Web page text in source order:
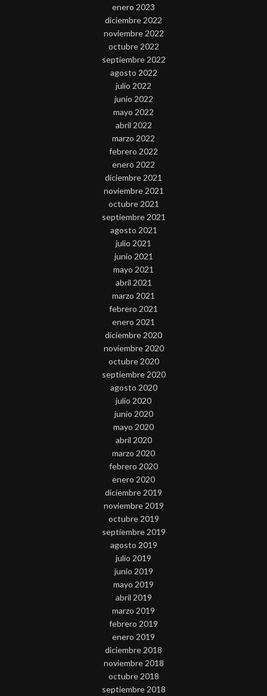
enero 2023
diciembre 2022
noviembre 2022
octubre 2022
septiembre 2022
agosto 2022
julio 2022
junio 2022
mayo 2022
abril 2022
marzo 2022
febrero 2022
enero 2022
diciembre 2021
noviembre 2021
octubre 2021
septiembre 2021
agosto 2021
julio 2021
junio 2021
mayo 2021
abril 2021
marzo 2021
febrero 2021
enero 2021
diciembre 2020
noviembre 2020
octubre 2020
septiembre 2020
agosto 2020
julio 2020
junio 2020
mayo 2020
abril 2020
marzo 2020
febrero 2020
enero 2020
diciembre 2019
noviembre 2019
octubre 2019
septiembre 2019
agosto 2019
julio 2019
junio 2019
mayo 2019
abril 2019
marzo 2019
febrero 2019
enero 2019
diciembre 2018
noviembre 2018
octubre 2018
septiembre 2018